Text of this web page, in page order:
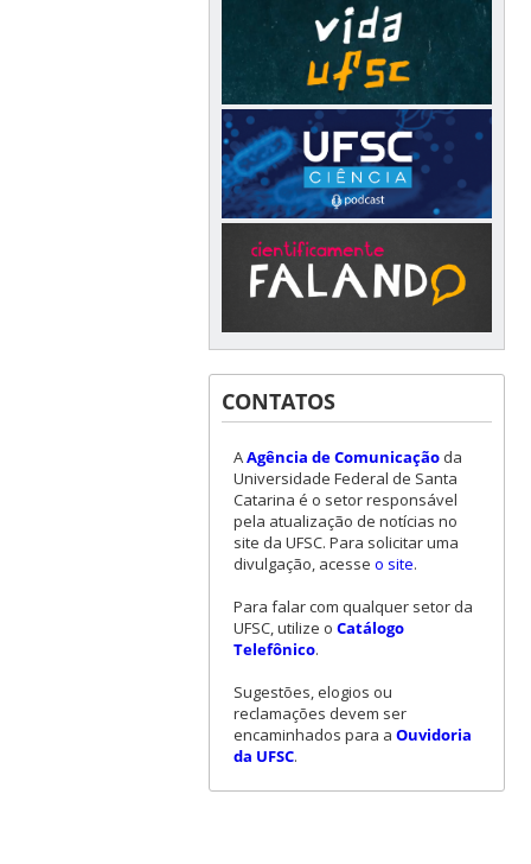
CONTATOS
AAgência de Comunicaçãoda
Universidade Federal de Santa
Catarina é o setor responsável
pela atualização de notícias no
site da UFSC. Para solicitar uma
divulgação, acesse o site.
Para falar com qualquer setor da
UFSC, utilize o Catálogo
Telefônico.
Sugestões, elogios ou
reclamações devem ser
encaminhados para a Ouvidoria
da UFSC.